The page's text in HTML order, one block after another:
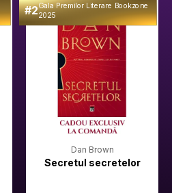
#2Gala Premilor Literare Bookzone
2025
Dan Brown
Secretul secretelor